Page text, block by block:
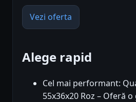
Vezi oferta
Alege rapid
Cel mai performant:
55x36x20 Roz – Oferă